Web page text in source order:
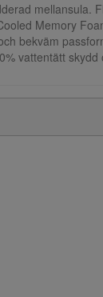
mellansula.
Memory
bekväm
vattentätt skydd